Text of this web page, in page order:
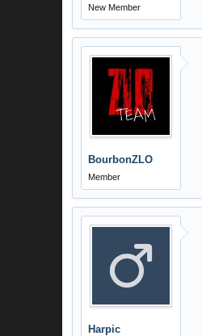
New Member
BourbonZLO
Member
Harpic